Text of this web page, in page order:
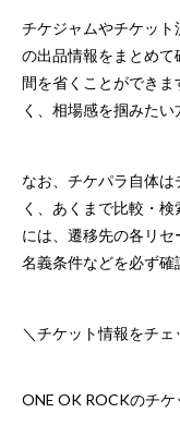
チケジャムやチケッ
の出品情報をまとめ
間を省くことができ
く、相場感を掴みたい
なお、チケパラ自体
く、あくまで比較・
には、遷移先の各リセ
名義条件などを必ず確
＼チケット情報をチェ
ONE OK ROCKのチケ